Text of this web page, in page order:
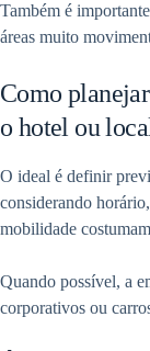
Também é
áreas muito
Como
o hotel ou
O ideal é definir
considerando
mobilidade
Quando possível, a
corporativos ou